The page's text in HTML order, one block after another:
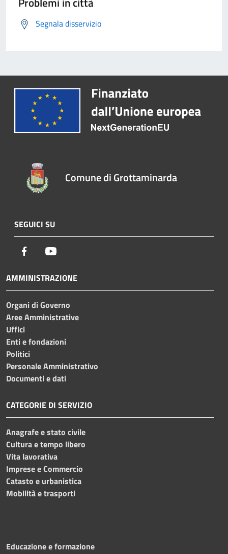
Segnala disservizio
Comune di Grottaminarda
SEGUICI SU
Facebook
AMMINISTRAZIONE
Organi di Governo
Aree Amministrative
Uffici
Enti e fondazioni
Politici
Personale Amministrativo
Documenti e dati
CATEGORIE DI SERVIZIO
Anagrafe e stato civile
Cultura e tempo libero
Vita lavorativa
Imprese e Commercio
Catasto e urbanistica
Mobilità e trasporti
Educazione e formazione